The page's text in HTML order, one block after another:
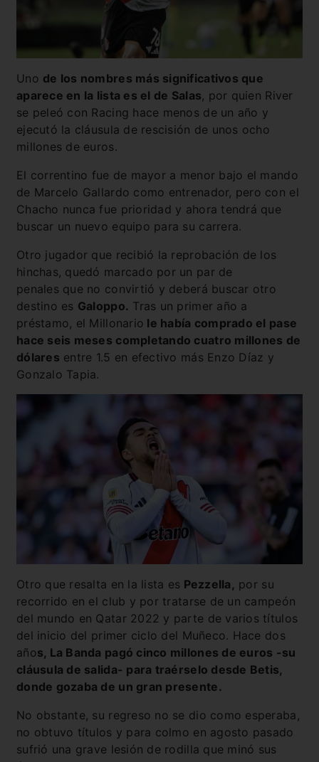
Uno de los nombres más significativos que
aparece en la lista es el de Salas, por quien River
se peleó con Racing hace menos de un año y
ejecutó la cláusula de rescisión de unos ocho
millones de euros.
El correntino fue de mayor a menor bajo el mando
de Marcelo Gallardo como entrenador, pero con el
Chacho nunca fue prioridad y ahora tendrá que
buscar un nuevo equipo para su carrera.
Otro jugador que recibió la reprobación de los
hinchas, quedó marcado por un par de
penales que no convirtió y deberá buscar otro
destino es Galoppo. Tras un primer año a
préstamo, el Millonario le había comprado el pase
hace seis meses completando cuatro millones de
dólares entre 1.5 en efectivo más Enzo Díaz y
Gonzalo Tapia.
Otro que resalta en la lista es Pezzella, por su
recorrido en el club y por tratarse de un campeón
del mundo en Qatar 2022 y parte de varios títulos
del inicio del primer ciclo del Muñeco. Hace dos
años, La Banda pagó cinco millones de euros -su
cláusula de salida- para traérselo desde Betis,
donde gozaba de un gran presente.
No obstante, su regreso no se dio como esperaba,
no obtuvo títulos y para colmo en agosto pasado
sufrió una grave lesión de rodilla que minó sus